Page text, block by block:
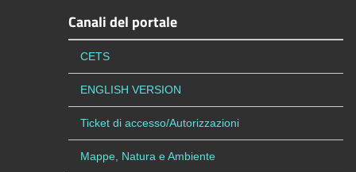
Canali del portale
CETS
ENGLISH VERSION
Ticket di accesso/Autorizzazioni
Mappe, Natura e Ambiente